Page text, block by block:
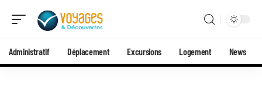
Administratif Déplacement Excursions Logement News